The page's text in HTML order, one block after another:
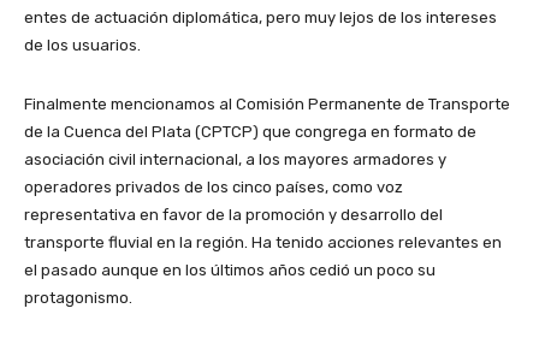
entes de actuación diplomática, pero muy lejos de los intereses
de los usuarios.
Finalmente mencionamos al Comisión Permanente de Transporte
de la Cuenca del Plata (CPTCP) que congrega en formato de
asociación civil internacional, a los mayores armadores y
operadores privados de los cinco países, como voz
representativa en favor de la promoción y desarrollo del
transporte fluvial en la región. Ha tenido acciones relevantes en
el pasado aunque en los últimos años cedió un poco su
protagonismo.